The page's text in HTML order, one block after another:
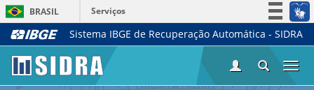
BRASIL
Serviços
Simplifique!
Acesso à informação
Sistema IBGE de Recuperação Automática - SIDRA